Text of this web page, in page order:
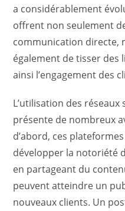
a considérablement
offrent non seulement
communication directe,
également de tisser des
ainsi l’engagement des
L’utilisation des
présente de nombreux
d’abord, ces
développer la notoriété
en partageant du
peuvent atteindre un
nouveaux clients. Un